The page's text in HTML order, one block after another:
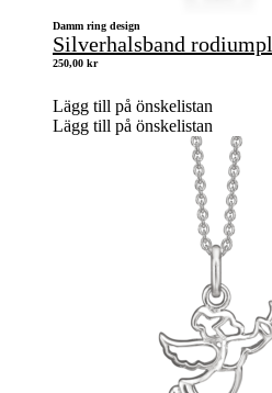
Damm ring design
Silverhalsband
250,00 kr
Lägg till på önskelistan
Lägg till på önskelistan